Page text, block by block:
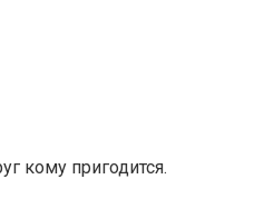
кому пригодится.